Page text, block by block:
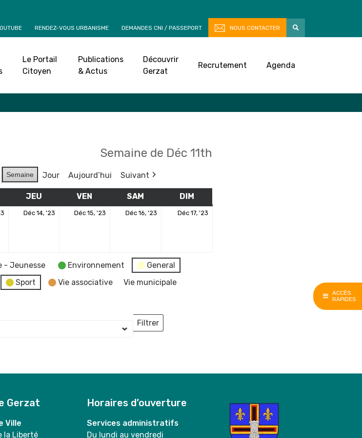
ACCÈS
RAPIDES
RENDEZ-VOUS URBANISME DEMANDES CNI / PASSEPORT NOUS CONTACTER
Le Portail
Citoyen
Publications
& Actus
Découvrir
Gerzat
Recrutement Agenda
Accueil»Agenda
Semaine de Déc 11th
Semaine Jour Aujourd’hui Suivant
JEU VEN VENDREDISAM DIM
Déc 14, '23 Déc 15, '23 Déc 16, '23 Déc 17, '23
- Jeunesse Environnement
General
Sport Vie associative
Vie municipale
Filtrer
Lieux
Gerzat
Ville
la Liberté
Horaires d’ouverture
Services administratifs
Du lundi au vendredi